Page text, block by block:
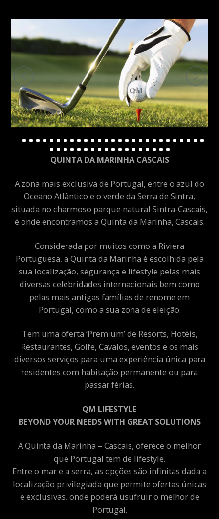
QUINTA DA MARINHA CASCAIS
A zona mais exclusiva de Portugal, entre o azul do
Oceano Atlântico e o verde da Serra de Sintra,
situada no charmoso parque natural Sintra-Cascais,
é onde encontramos a Quinta da Marinha, Cascais.
Considerada por muitos como a Riviera
Portuguesa, a Quinta da Marinha é escolhida pela
sua localização, segurança e lifestyle pelas mais
diversas celebridades internacionais bem como
pelas mais antigas famílias de renome em
Portugal, como a sua zona de eleição.
Tem uma oferta ‘Premium’ de Resorts, Hotéis,
Restaurantes, Golfe, Cavalos, eventos e os mais
diversos serviços para uma experiência única para
residentes com habitação permanente ou para
passar férias.
QM LIFESTYLE
BEYOND YOUR NEEDS WITH GREAT SOLUTIONS
A Quinta da Marinha – Cascais, oferece o melhor
que Portugal tem de lifestyle.
Entre o mar e a serra, as opções são infinitas dada a
localização privilegiada que permite ofertas únicas
e exclusivas, onde poderá usufruir o melhor de
Portugal.